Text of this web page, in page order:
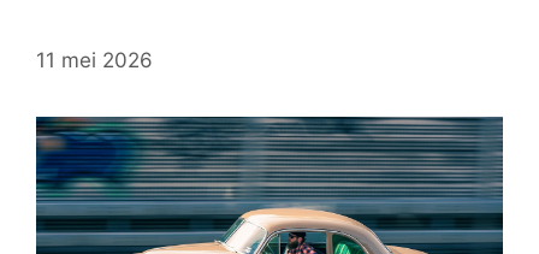
11 mei 2026